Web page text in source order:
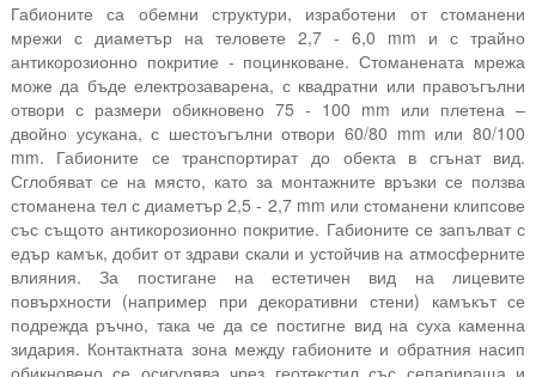
Габионите са обемни структури, изработени от стоманени
мрежи с диаметър на теловете 2,7 - 6,0 mm и с трайно
антикорозионно покритие - поцинковане. Стоманената мрежа
може да бъде електрозаварена, с квадратни или правоъгълни
отвори с размери обикновено 75 - 100 mm или плетена –
двойно усукана, с шестоъгълни отвори 60/80 mm или 80/100
mm. Габионите се транспортират до обекта в сгънат вид.
Сглобяват се на място, като за монтажните връзки се ползва
стоманена тел с диаметър 2,5 - 2,7 mm или стоманени клипсове
със същото антикорозионно покритие. Габионите се запълват с
едър камък, добит от здрави скали и устойчив на атмосферните
влияния. За постигане на естетичен вид на лицевите
повърхности (например при декоративни стени) камъкът се
подрежда ръчно, така че да се постигне вид на суха каменна
зидария. Контактната зона между габионите и обратния насип